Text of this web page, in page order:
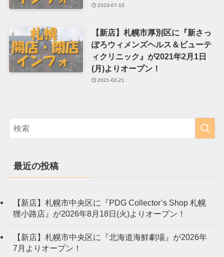
2023-07-10
【新店】札幌市厚別区に『新さっ
ぽろウィメンズヘルス＆ビューテ
ィクリニック』が2021年2月1日
(月)よりオープン！
2021-02-21
最近の投稿
【新店】札幌市中央区に『PDG Collector’s Shop 札幌
狸小路店』が2026年8月18日(火)よりオープン！
【新店】札幌市中央区に『北海道海鮮劇場』が2026年
7月よりオープン！